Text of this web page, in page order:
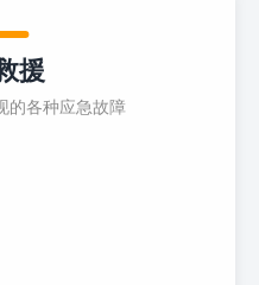
援
的各种应急故障